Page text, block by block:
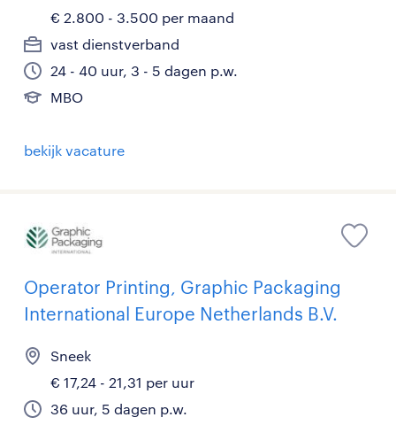
€ 2.800 - 3.500 per maand
vast dienstverband
24 - 40 uur, 3 - 5 dagen p.w.
MBO
bekijk vacature
Operator Printing, Graphic Packaging
International Europe Netherlands B.V.
Sneek
€ 17,24 - 21,31 per uur
36 uur, 5 dagen p.w.